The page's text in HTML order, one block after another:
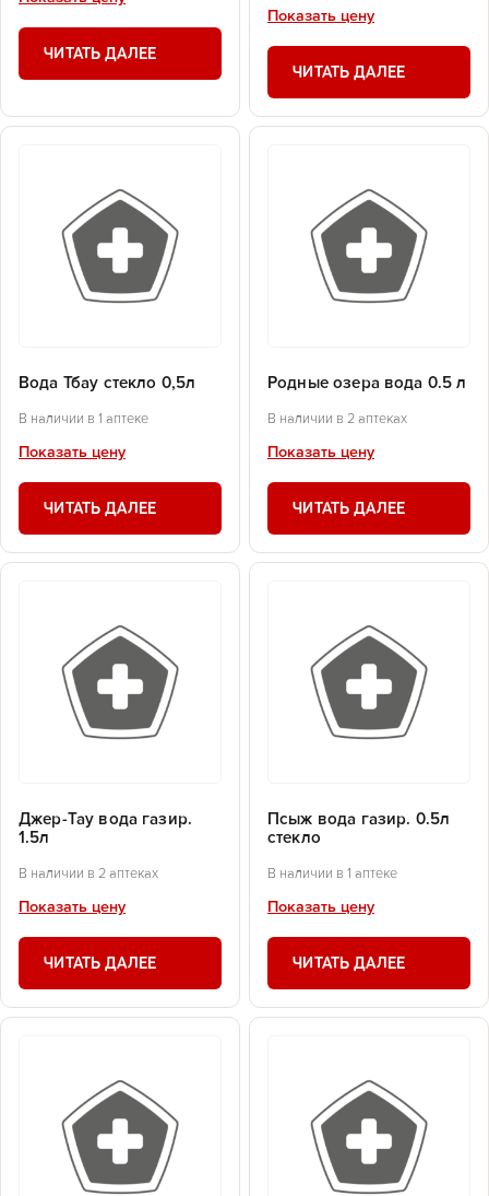
ЧИТАТЬ ДАЛЕЕ
Показать цену
ЧИТАТЬ ДАЛЕЕ
Вода Тбау стекло 0,5л
В наличии в 1 аптеке
Показать цену
ЧИТАТЬ ДАЛЕЕ
Родные озера вода 0.5 л
В наличии в 2 аптеках
Показать цену
ЧИТАТЬ ДАЛЕЕ
Джер-Тау вода газир.
1.5л
В наличии в 2 аптеках
Показать цену
ЧИТАТЬ ДАЛЕЕ
Псыж вода газир. 0.5л
стекло
В наличии в 1 аптеке
Показать цену
ЧИТАТЬ ДАЛЕЕ